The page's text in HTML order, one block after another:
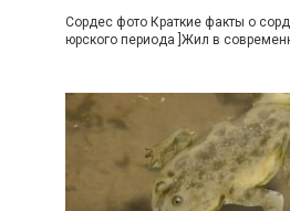
Сордес фото Краткие факты о
юрского периода ]Жил в